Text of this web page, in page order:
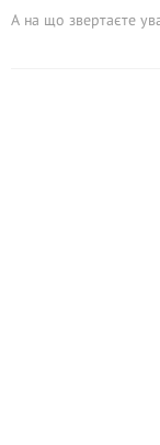
А на що звертаєте